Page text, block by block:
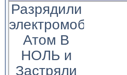
Разрядили
электромобиль
Атом В
НОЛЬ и
Застряли